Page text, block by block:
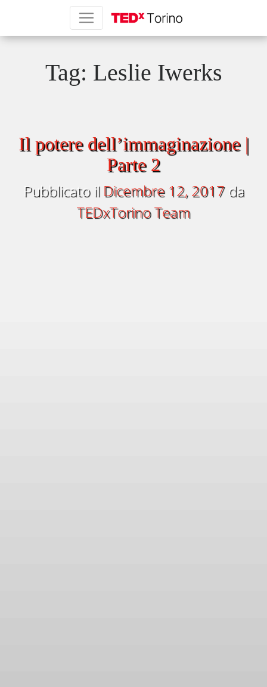
Tag: Leslie Iwerks
Il potere dell’immaginazione |
Parte 2
Pubblicato il Dicembre 12, 2017da
TEDxTorino Team